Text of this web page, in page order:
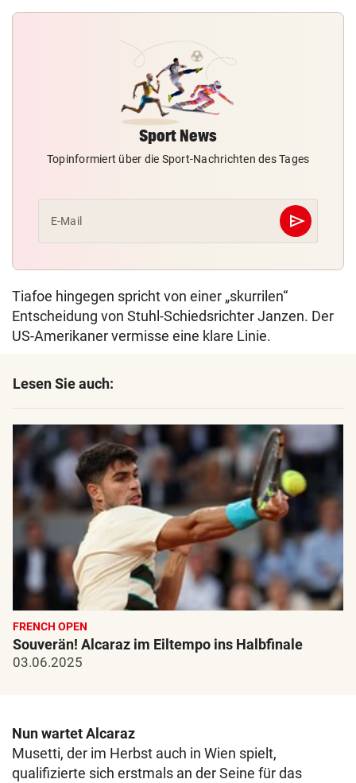
Sport News
Topinformiert über die Sport-Nachrichten des Tages
E-Mail send
Abschicken
Tiafoe hingegen spricht von einer „skurrilen“
Entscheidung von Stuhl-Schiedsrichter Janzen. Der
US-Amerikaner vermisse eine klare Linie.
Lesen Sie auch:
FRENCH OPEN
Souverän! Alcaraz im Eiltempo ins Halbfinale
03.06.2025
Nun wartet Alcaraz
Musetti, der im Herbst auch in Wien spielt,
qualifizierte sich erstmals an der Seine für das